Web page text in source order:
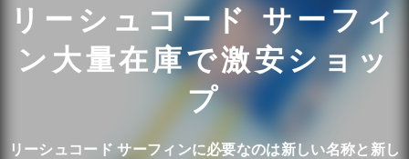
リーシュコード サーフィ
ン大量在庫で激安ショッ
プ
リーシュコード サーフィンに必要なのは新しい名称と新し